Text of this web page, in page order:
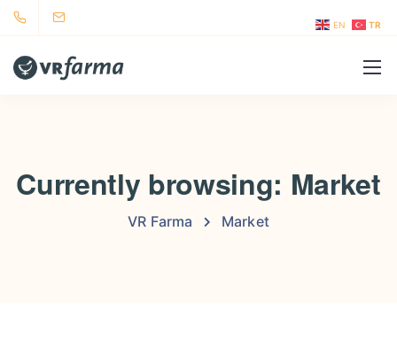
Currently browsing: Market
VR Farma Market
EN TR